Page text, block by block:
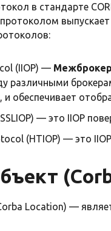
в стандарте
выпускает
(IIOP) —
различными
, и обеспечивает
— это IIOP
(HTIOP) — это
Location) —